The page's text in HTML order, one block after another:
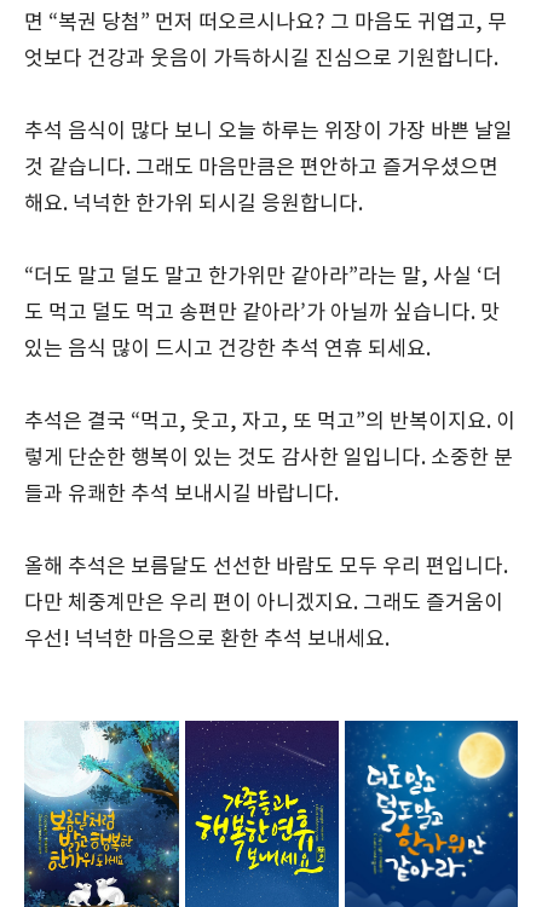
면 “복권 당첨” 먼저 떠오르시나요? 그 마음도 귀엽고, 무
엇보다 건강과 웃음이 가득하시길 진심으로 기원합니다.
추석 음식이 많다 보니 오늘 하루는 위장이 가장 바쁜 날일
것 같습니다. 그래도 마음만큼은 편안하고 즐거우셨으면
해요. 넉넉한 한가위 되시길 응원합니다.
“더도 말고 덜도 말고 한가위만 같아라”라는 말, 사실 ‘더
도 먹고 덜도 먹고 송편만 같아라’가 아닐까 싶습니다. 맛
있는 음식 많이 드시고 건강한 추석 연휴 되세요.
추석은 결국 “먹고, 웃고, 자고, 또 먹고”의 반복이지요. 이
렇게 단순한 행복이 있는 것도 감사한 일입니다. 소중한 분
들과 유쾌한 추석 보내시길 바랍니다.
올해 추석은 보름달도 선선한 바람도 모두 우리 편입니다.
다만 체중계만은 우리 편이 아니겠지요. 그래도 즐거움이
우선! 넉넉한 마음으로 환한 추석 보내세요.